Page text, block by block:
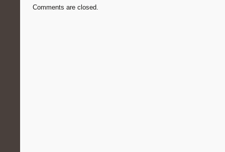
Comments are closed.